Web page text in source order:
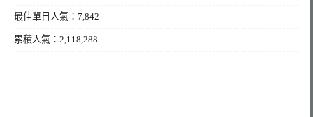
最佳單日人氣：7,842
累積人氣：2,118,288